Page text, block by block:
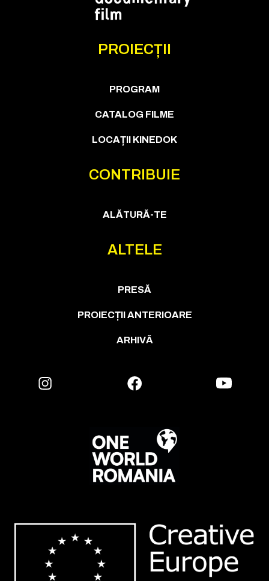
PROIECȚII
PROGRAM
CATALOG FILME
LOCAȚII KINEDOK
CONTRIBUIE
ALĂTURĂ-TE
ALTELE
PRESĂ
PROIECȚII ANTERIOARE
ARHIVĂ